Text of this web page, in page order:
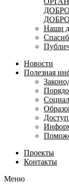
Наши
Новости
Полезная
Проекты
Контакты
Меню